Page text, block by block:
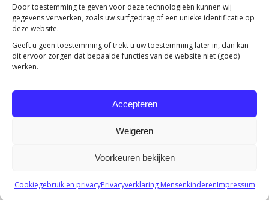
Door toestemming te geven voor deze technologieën kunnen wij
gegevens verwerken, zoals uw surfgedrag of een unieke identificatie op
deze website.
Geeft u geen toestemming of trekt u uw toestemming later in, dan kan
dit ervoor zorgen dat bepaalde functies van de website niet (goed)
werken.
Accepteren
Weigeren
Voorkeuren bekijken
Cookiegebruik en privacyPrivacyverklaring MensenkinderenImpressum
Gaarkeuken was mijn redding
Acties DoorR Verhoef 6 februari 2017
kinderen die voor me kunnen zorgen.